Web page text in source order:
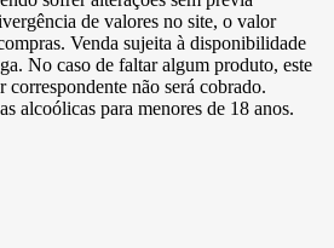
de valores no site, o valor
Venda sujeita à disponibilidade
No caso de faltar algum produto, este
correspondente não será cobrado.
alcoólicas para menores de 18 anos.